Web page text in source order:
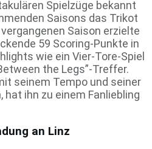
Spielzüge bekannt
Saisons das Trikot
Saison erzielte
59 Scoring-Punkte in
wie ein Vier-Tore-Spiel
the Legs”-Treffer.
seinem Tempo und seiner
ihn zu einem Fanliebling
an Linz